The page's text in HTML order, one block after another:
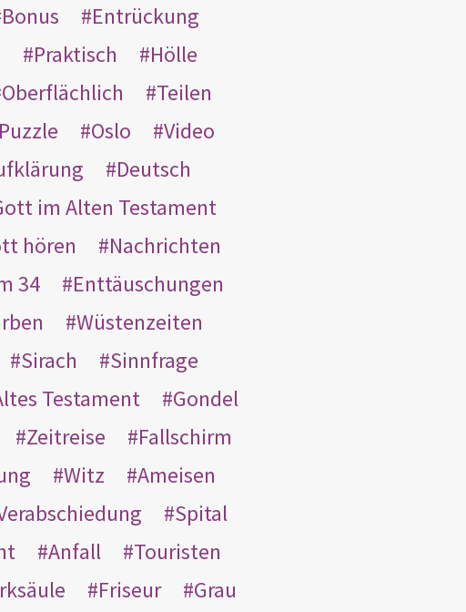
Bonus
Entrückung
Praktisch
Hölle
Oberflächlich
Teilen
Puzzle Oslo
Video
Deutsch
im Alten Testament
hören
Nachrichten
34
Enttäuschungen
Wüstenzeiten
Sirach
Sinnfrage
Testament
Gondel
Zeitreise
Fallschirm
Witz
Ameisen
Spital
Anfall
Touristen
Friseur
Grau